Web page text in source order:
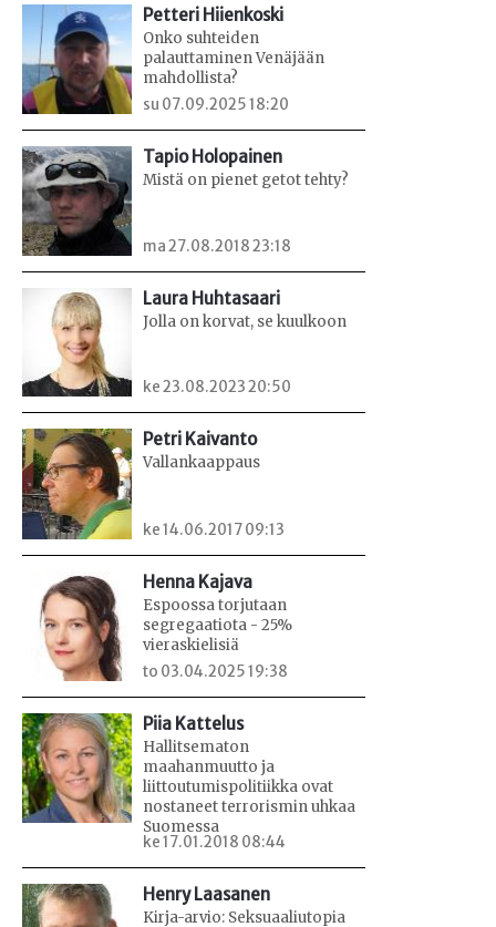
Petteri Hiienkoski
Onko suhteiden
palauttaminen Venäjään
mahdollista?
su 07.09.2025 18:20
Tapio Holopainen
Mistä on pienet getot tehty?
ma 27.08.2018 23:18
Laura Huhtasaari
Jolla on korvat, se kuulkoon
ke 23.08.2023 20:50
Petri Kaivanto
Vallankaappaus
ke 14.06.2017 09:13
Henna Kajava
Espoossa torjutaan
segregaatiota - 25%
vieraskielisiä
to 03.04.2025 19:38
Piia Kattelus
Hallitsematon
maahanmuutto ja
liittoutumispolitiikka ovat
nostaneet terrorismin uhkaa
Suomessa
ke 17.01.2018 08:44
Henry Laasanen
Kirja-arvio: Seksuaaliutopia